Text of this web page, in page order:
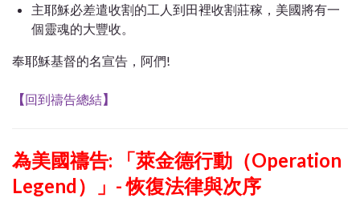
主耶穌必差遣收割的工人到田裡收割莊稼，美國將有一
個靈魂的大豐收。
奉耶穌基督的名宣告，阿們!
【回到禱告總結】
為美國禱告: 「萊金德行動（Operation
Legend）」- 恢復法律與次序